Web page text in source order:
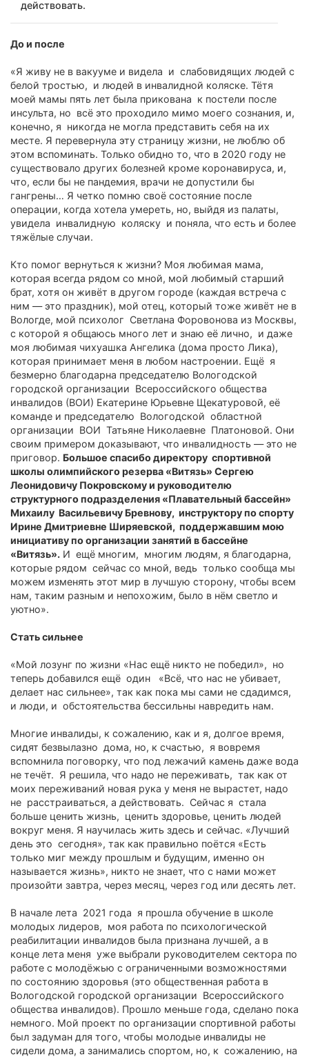
действовать.
До и после
«Я живу не в вакууме и видела и слабовидящих людей с
белой тростью, и людей в инвалидной коляске. Тётя
моей мамы пять лет была прикована к постели после
инсульта, но всё это проходило мимо моего сознания, и,
конечно, я никогда не могла представить себя на их
месте. Я перевернула эту страницу жизни, не люблю об
этом вспоминать. Только обидно то, что в 2020 году не
существовало других болезней кроме коронавируса, и,
что, если бы не пандемия, врачи не допустили бы
гангрены… Я четко помню своё состояние после
операции, когда хотела умереть, но, выйдя из палаты,
увидела инвалидную коляску и поняла, что есть и более
тяжёлые случаи.
Кто помог вернуться к жизни? Моя любимая мама,
которая всегда рядом со мной, мой любимый старший
брат, хотя он живёт в другом городе (каждая встреча с
ним — это праздник), мой отец, который тоже живёт не в
Вологде, мой психолог Светлана Форовонова из Москвы,
с которой я общаюсь много лет и знаю её лично, и даже
моя любимая чихуашка Ангелика (дома просто Лика),
которая принимает меня в любом настроении. Ещё я
безмерно благодарна председателю Вологодской
городской организации Всероссийского общества
инвалидов (ВОИ) Екатерине Юрьевне Щекатуровой, её
команде и председателю Вологодской областной
организации ВОИ Татьяне Николаевне Платоновой. Они
своим примером доказывают, что инвалидность — это не
приговор. Большое спасибо директору спортивной
школы олимпийского резерва «Витязь» Сергею
Леонидовичу Покровскому и руководителю
структурного подразделения «Плавательный бассейн»
Михаилу Васильевичу Бревнову, инструктору по спорту
Ирине Дмитриевне Ширяевской, поддержавшим мою
инициативу по организации занятий в бассейне
«Витязь». И ещё многим, многим людям, я благодарна,
которые рядом сейчас со мной, ведь только сообща мы
можем изменять этот мир в лучшую сторону, чтобы всем
нам, таким разным и непохожим, было в нём светло и
уютно».
Стать сильнее
«Мой лозунг по жизни «Нас ещё никто не победил», но
теперь добавился ещё один «Всё, что нас не убивает,
делает нас сильнее», так как пока мы сами не сдадимся,
и люди, и обстоятельства бессильны навредить нам.
Многие инвалиды, к сожалению, как и я, долгое время,
сидят безвылазно дома, но, к счастью, я вовремя
вспомнила поговорку, что под лежачий камень даже вода
не течёт. Я решила, что надо не переживать, так как от
моих переживаний новая рука у меня не вырастет, надо
не расстраиваться, а действовать. Сейчас я стала
больше ценить жизнь, ценить здоровье, ценить людей
вокруг меня. Я научилась жить здесь и сейчас. «Лучший
день это сегодня», так как правильно поётся «Есть
только миг между прошлым и будущим, именно он
называется жизнь», никто не знает, что с нами может
произойти завтра, через месяц, через год или десять лет.
В начале лета 2021 года я прошла обучение в школе
молодых лидеров, моя работа по психологической
реабилитации инвалидов была признана лучшей, а в
конце лета меня уже выбрали руководителем сектора по
работе с молодёжью с ограниченными возможностями
по состоянию здоровья (это общественная работа в
Вологодской городской организации Всероссийского
общества инвалидов). Прошло меньше года, сделано пока
немного. Мой проект по организации спортивной работы
был задуман для того, чтобы молодые инвалиды не
сидели дома, а занимались спортом, но, к сожалению, на